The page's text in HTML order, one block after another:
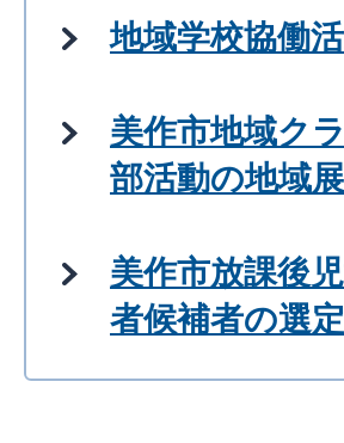
地域学校協働
美作市地域ク
部活動の地域展
美作市放課後
者候補者の選